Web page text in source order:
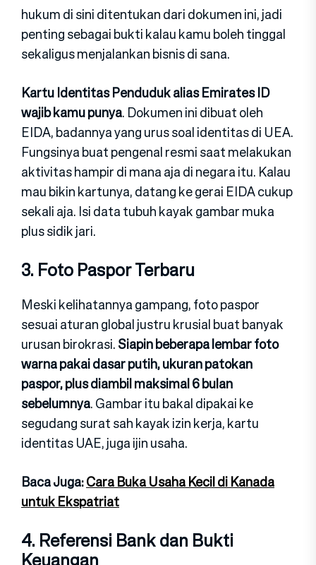
hukum di sini ditentukan dari dokumen ini, jadi
penting sebagai bukti kalau kamu boleh tinggal
sekaligus menjalankan bisnis di sana.
Kartu Identitas Penduduk alias Emirates ID
wajib kamu punya. Dokumen ini dibuat oleh
EIDA, badannya yang urus soal identitas di UEA.
Fungsinya buat pengenal resmi saat melakukan
aktivitas hampir di mana aja di negara itu. Kalau
mau bikin kartunya, datang ke gerai EIDA cukup
sekali aja. Isi data tubuh kayak gambar muka
plus sidik jari.
3. Foto Paspor Terbaru
Meski kelihatannya gampang, foto paspor
sesuai aturan global justru krusial buat banyak
urusan birokrasi.Siapin beberapa lembar foto
warna pakai dasar putih, ukuran patokan
paspor, plus diambil maksimal 6 bulan
sebelumnya. Gambar itu bakal dipakai ke
segudang surat sah kayak izin kerja, kartu
identitas UAE, juga ijin usaha.
Baca Juga:Cara Buka Usaha Kecil di Kanada
untuk Ekspatriat
4. Referensi Bank dan Bukti